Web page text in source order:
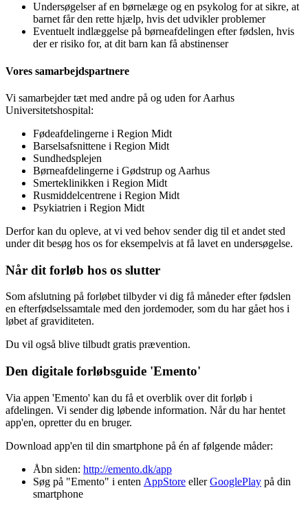
Undersøgelser af en børnelæge og en psykolog for at sikre, at
barnet får den rette hjælp, hvis det udvikler problemer
Eventuelt indlæggelse på børneafdelingen efter fødslen, hvis
der er risiko for, at dit barn kan få abstinenser
Vores samarbejdspartnere
Vi samarbejder tæt med andre på og uden for Aarhus
Universitetshospital:
Fødeafdelingerne i Region Midt
Barselsafsnittene i Region Midt
Sundhedsplejen
Børneafdelingerne i Gødstrup og Aarhus
Smerteklinikken i Region Midt
Rusmiddelcentrene i Region Midt
Psykiatrien i Region Midt
Derfor kan du opleve, at vi ved behov sender dig til et andet sted
under dit besøg hos os for eksempelvis at få lavet en undersøgelse.
Når dit forløb hos os slutter
Som afslutning på forløbet tilbyder vi dig få måneder efter fødslen
en efterfødselssamtale med den jordemoder, som du har gået hos i
løbet af graviditeten.
Du vil også blive tilbudt gratis prævention.
Den digitale forløbsguide 'Emento'
Via appen 'Emento' kan du få et overblik over dit forløb i
afdelingen. Vi sender dig løbende information. Når du har hentet
app'en, opretter du en bruger.
Download app'en til din smartphone på én af følgende måder:
Åbn siden: http://emento.dk/app
Søg på "Emento" i enten AppStore ellerGooglePlay på din
smartphone